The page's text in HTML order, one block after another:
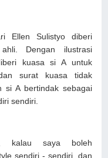
Ellen Sulistyo diberi
Dengan ilustrasi
kuasa si A untuk
surat kuasa tidak
si A bertindak sebagai
sendiri.
kalau saya boleh
sendiri - sendiri, dan